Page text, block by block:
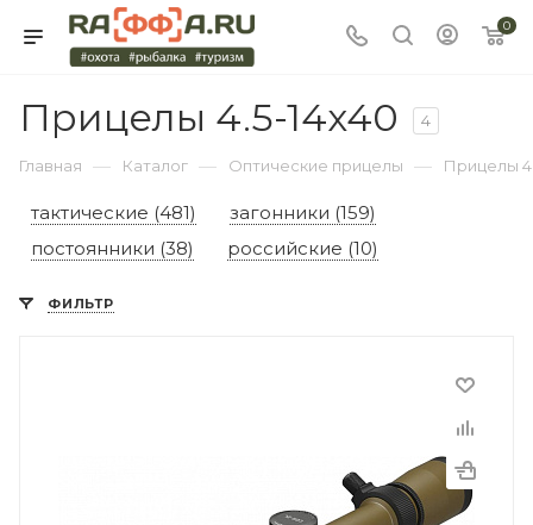
0
Прицелы 4.5-14x40 4
Главная — Каталог — Оптические прицелы — Прицелы
тактические (481)
загонники (159)
постоянники (38)
российские (10)
ФИЛЬТР